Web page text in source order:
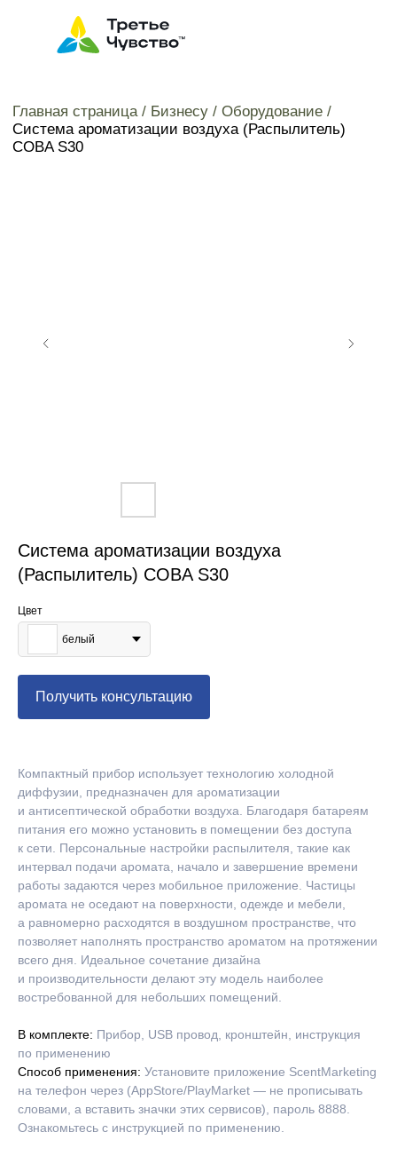
COBA S30
Система ароматизации воздуха
(Распылитель) COBA S30
Цвет
белый
Получить консультацию
Компактный прибор использует технологию холодной
диффузии, предназначен для ароматизации
и антисептической обработки воздуха. Благодаря батареям
питания его можно установить в помещении без доступа
к сети. Персональные настройки распылителя, такие как
интервал подачи аромата, начало и завершение времени
работы задаются через мобильное приложение. Частицы
аромата не оседают на поверхности, одежде и мебели,
а равномерно расходятся в воздушном пространстве, что
позволяет наполнять пространство ароматом на протяжении
всего дня. Идеальное сочетание дизайна
и производительности делают эту модель наиболее
востребованной для небольших помещений.
В комплекте: Прибор, USB провод, кронштейн, инструкция
по применению
Способ применения: Установите приложение ScentMarketing
на телефон через (AppStore/PlayMarket — не прописывать
словами, а вставить значки этих сервисов), пароль 8888.
Ознакомьтесь с инструкцией по применению.